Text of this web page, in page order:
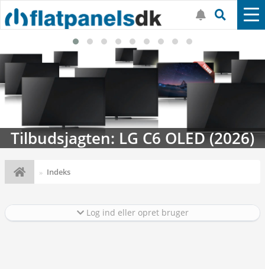
(2026) Streaming-kalenderen:
Indeks
Log ind eller opret bruger